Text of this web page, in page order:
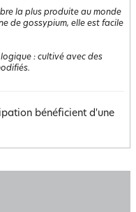
la plus produite au monde
de gossypium, elle est facile
: cultivé avec des
bénéficient d'une